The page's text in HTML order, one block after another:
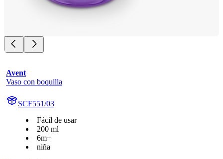
Avent
Vaso con boquilla
SCF551/03
Fácil de usar
200 ml
6m+
niña